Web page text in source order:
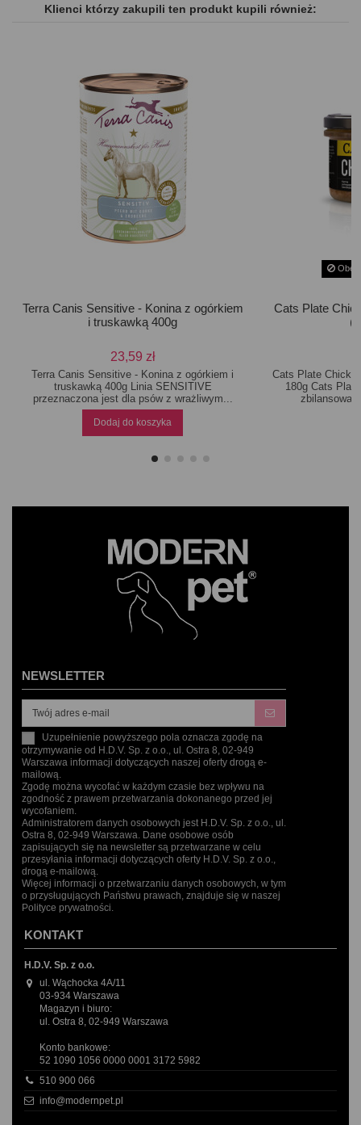
Klienci którzy zakupili ten produkt kupili również:
Terra Canis Sensitive - Konina z ogórkiem
i truskawką 400g
23,59 zł
Terra Canis Sensitive - Konina z ogórkiem i
truskawką 400g Linia SENSITIVE
przeznaczona jest dla psów z wrażliwym...
Dodaj do koszyka
Cats Plate
Cats Plate
180g Cats
NEWSLETTER
Uzupełnienie powyższego pola oznacza zgodę na
otrzymywanie od H.D.V. Sp. z o.o., ul. Ostra 8, 02-949
Warszawa informacji dotyczących naszej oferty drogą e-
mailową.
Zgodę można wycofać w każdym czasie bez wpływu na
zgodność z prawem przetwarzania dokonanego przed jej
wycofaniem.
Administratorem danych osobowych jest H.D.V. Sp. z o.o., ul.
Ostra 8, 02-949 Warszawa. Dane osobowe osób
zapisujących się na newsletter są przetwarzane w celu
przesyłania informacji dotyczących oferty H.D.V. Sp. z o.o.,
drogą e-mailową.
Więcej informacji o przetwarzaniu danych osobowych, w tym
o przysługujących Państwu prawach, znajduje się w naszej
Polityce prywatności.
KONTAKT
H.D.V. Sp. z o.o.
ul. Wąchocka 4A/11
03-934 Warszawa
Magazyn i biuro:
ul. Ostra 8, 02-949 Warszawa
Konto bankowe:
52 1090 1056 0000 0001 3172 5982
510 900 066
info@modernpet.pl